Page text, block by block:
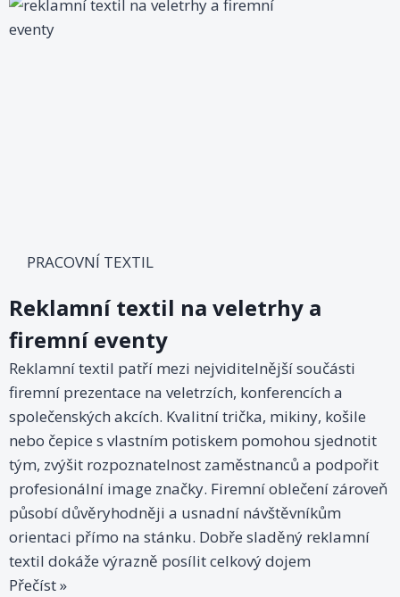
PRACOVNÍ TEXTIL
Reklamní textil na veletrhy a
firemní eventy
Reklamní textil patří mezi nejviditelnější součásti
firemní prezentace na veletrzích, konferencích a
společenských akcích. Kvalitní trička, mikiny, košile
nebo čepice s vlastním potiskem pomohou sjednotit
tým, zvýšit rozpoznatelnost zaměstnanců a podpořit
profesionální image značky. Firemní oblečení zároveň
působí důvěryhodněji a usnadní návštěvníkům
orientaci přímo na stánku. Dobře sladěný reklamní
textil dokáže výrazně posílit celkový dojem
Přečíst »